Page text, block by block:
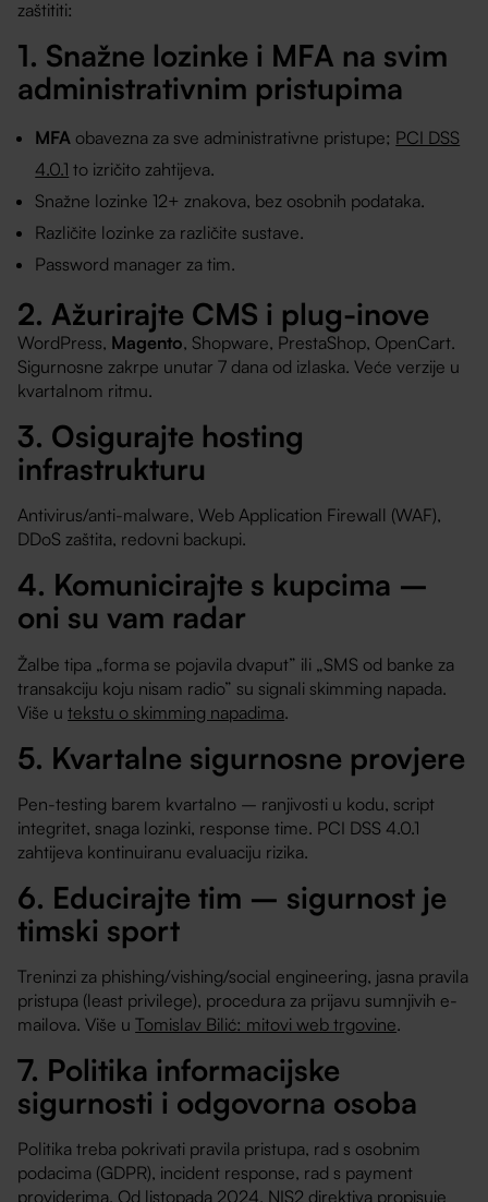
zaštititi:
1. Snažne lozinke i MFA na svim
administrativnim pristupima
MFA obavezna za sve administrativne pristupe; PCI DSS
4.0.1 to izričito zahtijeva.
Snažne lozinke 12+ znakova, bez osobnih podataka.
Različite lozinke za različite sustave.
Password manager za tim.
2. Ažurirajte CMS i plug-inove
WordPress, Magento, Shopware, PrestaShop, OpenCart.
Sigurnosne zakrpe unutar 7 dana od izlaska. Veće verzije u
kvartalnom ritmu.
3. Osigurajte hosting
infrastrukturu
Antivirus/anti-malware, Web Application Firewall (WAF),
DDoS zaštita, redovni backupi.
4. Komunicirajte s kupcima –
oni su vam radar
Žalbe tipa „forma se pojavila dvaput” ili „SMS od banke za
transakciju koju nisam radio” su signali skimming napada.
Više utekstu o skimming napadima.
5. Kvartalne sigurnosne provjere
Pen-testing barem kvartalno – ranjivosti u kodu, script
integritet, snaga lozinki, response time. PCI DSS 4.0.1
zahtijeva kontinuiranu evaluaciju rizika.
6. Educirajte tim – sigurnost je
timski sport
Treninzi za phishing/vishing/social engineering, jasna pravila
pristupa (least privilege), procedura za prijavu sumnjivih e-
mailova. Više uTomislav Bilić: mitovi web trgovine.
7. Politika informacijske
sigurnosti i odgovorna osoba
Politika treba pokrivati pravila pristupa, rad s osobnim
podacima (GDPR), incident response, rad s payment
providerima. Od listopada 2024. NIS2 direktiva propisuje